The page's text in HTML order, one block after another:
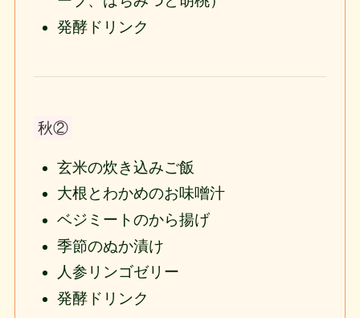
発酵ドリンク
秋②
玄米の炊き込みご飯
大根とわかめのお味噌汁
ベジミートのから揚げ
季節のぬか漬け
人参リンゴゼリー
発酵ドリンク